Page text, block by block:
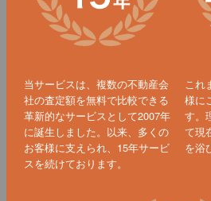
当サービスは、複数の不動産会
社の査定額を無料で比較できる
革新的なサービスとして2007年
に誕生しました。以来、多くの
お客様に支えられ、15年サービ
スを続けております。
これ
様に
す。
て現
を浴